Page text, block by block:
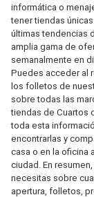
informática o
tener tiendas
últimas tendencias
amplia gama de
semanalmente en
Puedes acceder al
los folletos de
sobre todas las
tiendas de Cuartos
toda esta
encontrarlas y
casa o en la oficina
ciudad. En
necesitas sobre
apertura, folletos,